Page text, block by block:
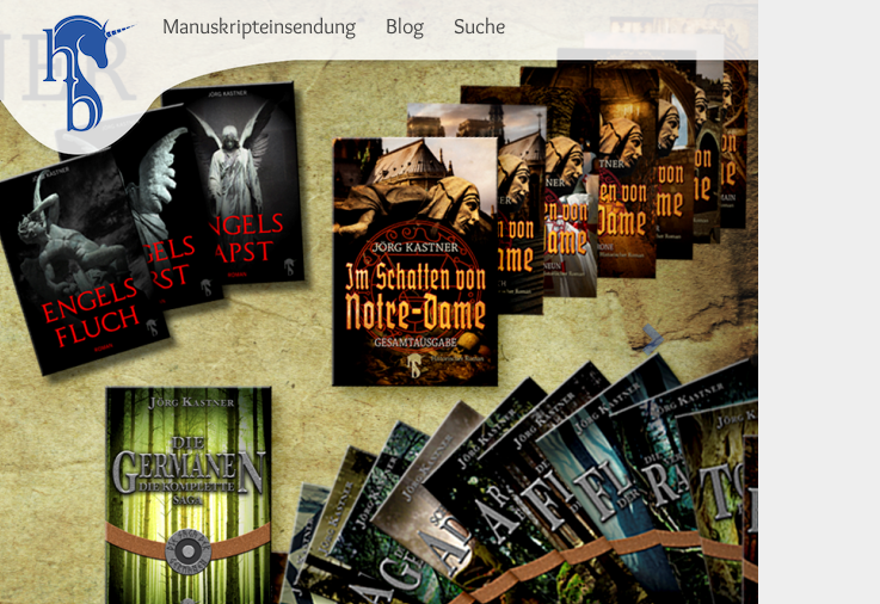
Manuskripteinsendung Blog Suche Weiter